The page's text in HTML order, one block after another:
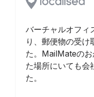
バーチャルオフィ
り、郵便物の受け
た。MailMateの
た場所にいても会
た。